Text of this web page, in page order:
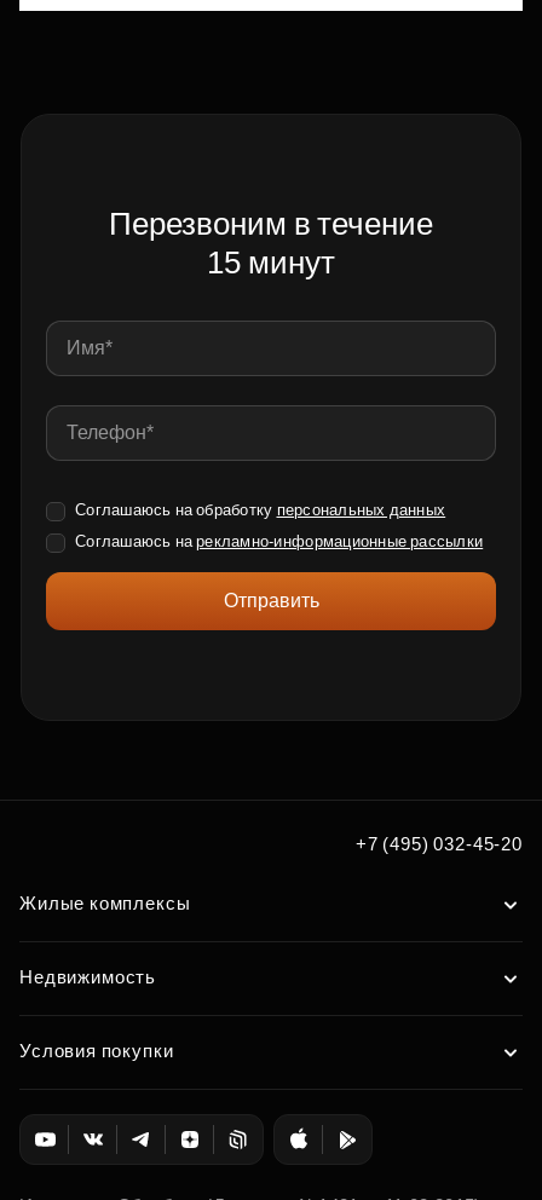
Перезвоним в течение
15 минут
Соглашаюсь на обработку персональных данных
Соглашаюсь нарекламно-информационные рассылки
Отправить
+7 (495) 032-45-20
Жилые комплексы
Недвижимость
Условия покупки